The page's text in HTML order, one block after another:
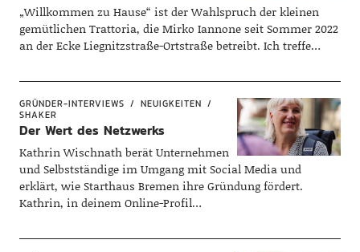
„Willkommen zu Hause“ ist der Wahlspruch der kleinen
gemütlichen Trattoria, die Mirko Iannone seit Sommer 2022
an der Ecke Liegnitzstraße-Ortstraße betreibt. Ich treffe…
GRÜNDER-INTERVIEWS
NEUIGKEITEN
SHAKER
Der Wert des Netzwerks
Kathrin Wischnath berät Unternehmen
und Selbstständige im Umgang mit Social Media und
erklärt, wie Starthaus Bremen ihre Gründung fördert.
Kathrin, in deinem Online-Profil…